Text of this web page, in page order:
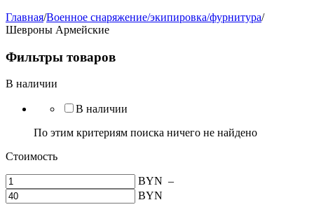
Главная/Военное снаряжение/экипировка/фурнитура/
Шевроны Армейские
Фильтры товаров
В наличии
В наличии
По этим критериям поиска ничего не найдено
Стоимость
BYN –
BYN